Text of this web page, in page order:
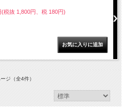
税抜 1,800円、税 180円)
ジ（全4件）